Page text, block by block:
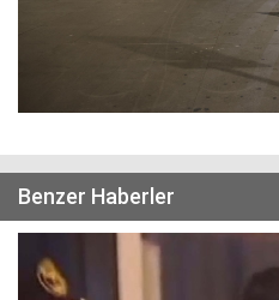
Benzer Haberler